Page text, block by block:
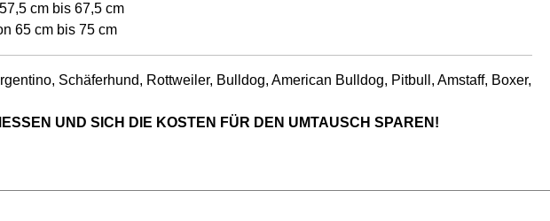
cm bis 67,5 cm
65 cm bis 75 cm
Schäferhund, Rottweiler, Bulldog, American Bulldog, Pitbull, Amstaff, Boxer,
UND SICH DIE KOSTEN FÜR DEN UMTAUSCH SPAREN!